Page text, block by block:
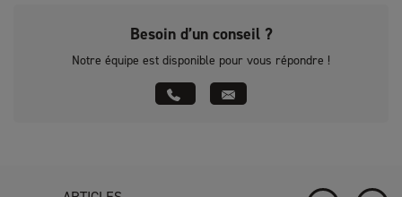
Besoin d’un conseil ?
Notre équipe est disponible pour vous répondre !